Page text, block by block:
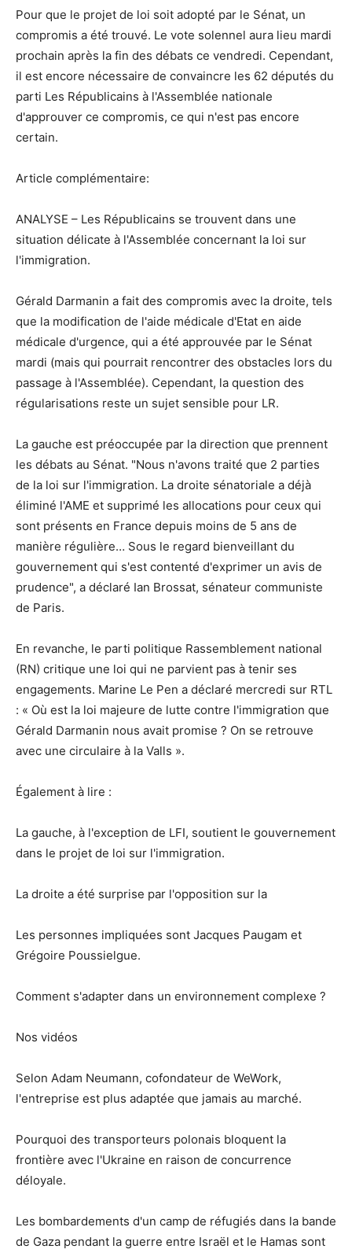
Pour que le projet de loi soit adopté par le Sénat, un
compromis a été trouvé. Le vote solennel aura lieu mardi
prochain après la fin des débats ce vendredi. Cependant,
il est encore nécessaire de convaincre les 62 députés du
parti Les Républicains à l'Assemblée nationale
d'approuver ce compromis, ce qui n'est pas encore
certain.
Article complémentaire:
ANALYSE – Les Républicains se trouvent dans une
situation délicate à l'Assemblée concernant la loi sur
l'immigration.
Gérald Darmanin a fait des compromis avec la droite, tels
que la modification de l'aide médicale d'Etat en aide
médicale d'urgence, qui a été approuvée par le Sénat
mardi (mais qui pourrait rencontrer des obstacles lors du
passage à l'Assemblée). Cependant, la question des
régularisations reste un sujet sensible pour LR.
La gauche est préoccupée par la direction que prennent
les débats au Sénat. "Nous n'avons traité que 2 parties
de la loi sur l'immigration. La droite sénatoriale a déjà
éliminé l'AME et supprimé les allocations pour ceux qui
sont présents en France depuis moins de 5 ans de
manière régulière… Sous le regard bienveillant du
gouvernement qui s'est contenté d'exprimer un avis de
prudence", a déclaré Ian Brossat, sénateur communiste
de Paris.
En revanche, le parti politique Rassemblement national
(RN) critique une loi qui ne parvient pas à tenir ses
engagements. Marine Le Pen a déclaré mercredi sur RTL
: « Où est la loi majeure de lutte contre l'immigration que
Gérald Darmanin nous avait promise ? On se retrouve
avec une circulaire à la Valls ».
Également à lire :
La gauche, à l'exception de LFI, soutient le gouvernement
dans le projet de loi sur l'immigration.
La droite a été surprise par l'opposition sur la
Les personnes impliquées sont Jacques Paugam et
Grégoire Poussielgue.
Comment s'adapter dans un environnement complexe ?
Nos vidéos
Selon Adam Neumann, cofondateur de WeWork,
l'entreprise est plus adaptée que jamais au marché.
Pourquoi des transporteurs polonais bloquent la
frontière avec l'Ukraine en raison de concurrence
déloyale.
Les bombardements d'un camp de réfugiés dans la bande
de Gaza pendant la guerre entre Israël et le Hamas sont